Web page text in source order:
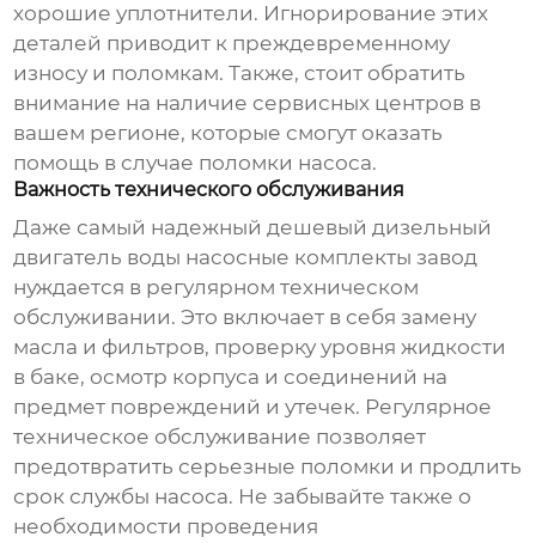
хорошие уплотнители. Игнорирование этих
деталей приводит к преждевременному
износу и поломкам. Также, стоит обратить
внимание на наличие сервисных центров в
вашем регионе, которые смогут оказать
помощь в случае поломки насоса.
Важность технического обслуживания
Даже самый надежныйдешевый дизельный
двигатель воды насосные комплекты завод
нуждается в регулярном техническом
обслуживании. Это включает в себя замену
масла и фильтров, проверку уровня жидкости
в баке, осмотр корпуса и соединений на
предмет повреждений и утечек. Регулярное
техническое обслуживание позволяет
предотвратить серьезные поломки и продлить
срок службы насоса. Не забывайте также о
необходимости проведения